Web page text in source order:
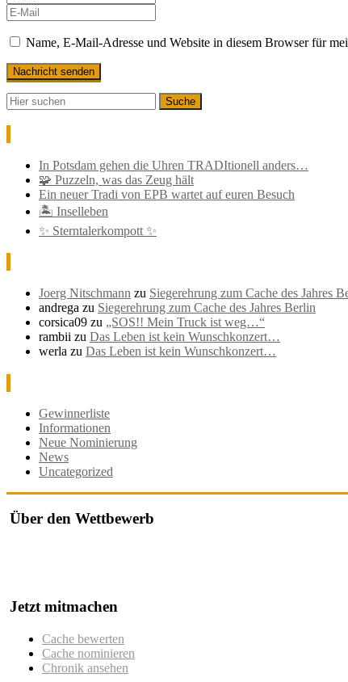
Name, E-Mail-Adresse und Website in diesem Browser für
In Potsdam gehen die Uhren TRADItionell anders…
🧩 Puzzeln, was das Zeug hält
Ein neuer Tradi von EPB wartet auf euren Besuch
🏝️ Inselleben
✨ Sterntalerkompott ✨
Joerg Nitschmann zu Siegerehrung zum Cache des Jahres
andrega zu Siegerehrung zum Cache des Jahres Berlin
corsica09 zu „SOS!! Mein Truck ist weg…“
rambii zu Das Leben ist kein Wunschkonzert…
werla zu Das Leben ist kein Wunschkonzert…
Gewinnerliste
Informationen
Neue Nominierung
News
Uncategorized
Über den Wettbewerb
Jetzt mitmachen
Cache bewerten
Cache nominieren
Chronik ansehen